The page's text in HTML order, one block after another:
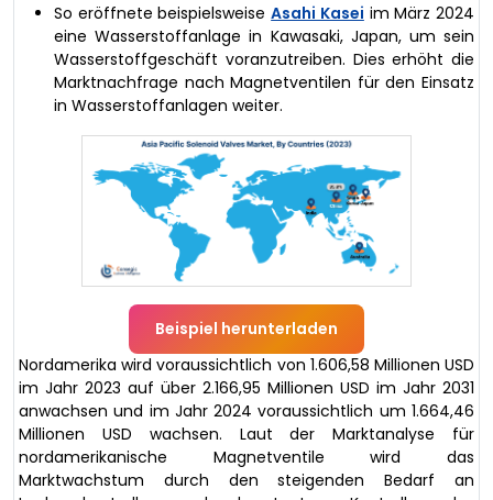
So eröffnete beispielsweiseAsahi Kasei im März 2024
eine Wasserstoffanlage in Kawasaki, Japan, um sein
Wasserstoffgeschäft voranzutreiben. Dies erhöht die
Marktnachfrage nach Magnetventilen für den Einsatz
in Wasserstoffanlagen weiter.
Beispiel herunterladen
Nordamerika wird voraussichtlich von 1.606,58 Millionen USD
im Jahr 2023 auf über 2.166,95 Millionen USD im Jahr 2031
anwachsen und im Jahr 2024 voraussichtlich um 1.664,46
Millionen USD wachsen. Laut der Marktanalyse für
nordamerikanische Magnetventile wird das
Marktwachstum durch den steigenden Bedarf an